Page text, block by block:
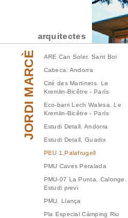
arquitectes
JORDI MARCÈ
ARE Can Soler. Sant Boi
Cabeca. Andorra
Cité des Martinets. Le
Kremlin-Bicêtre - París
Eco-barri Lech Walesa. Le
Kremlin-Bicêtre - París
Estudi Detall. Andorra
Estudi Detall. Guadix
PEU 1.Palafrugell
PMU Caves Peralada
PMU-07 La Punta, Calonge.
Estudi previ
PMU. Llança
Pla Especial Càmping Riu